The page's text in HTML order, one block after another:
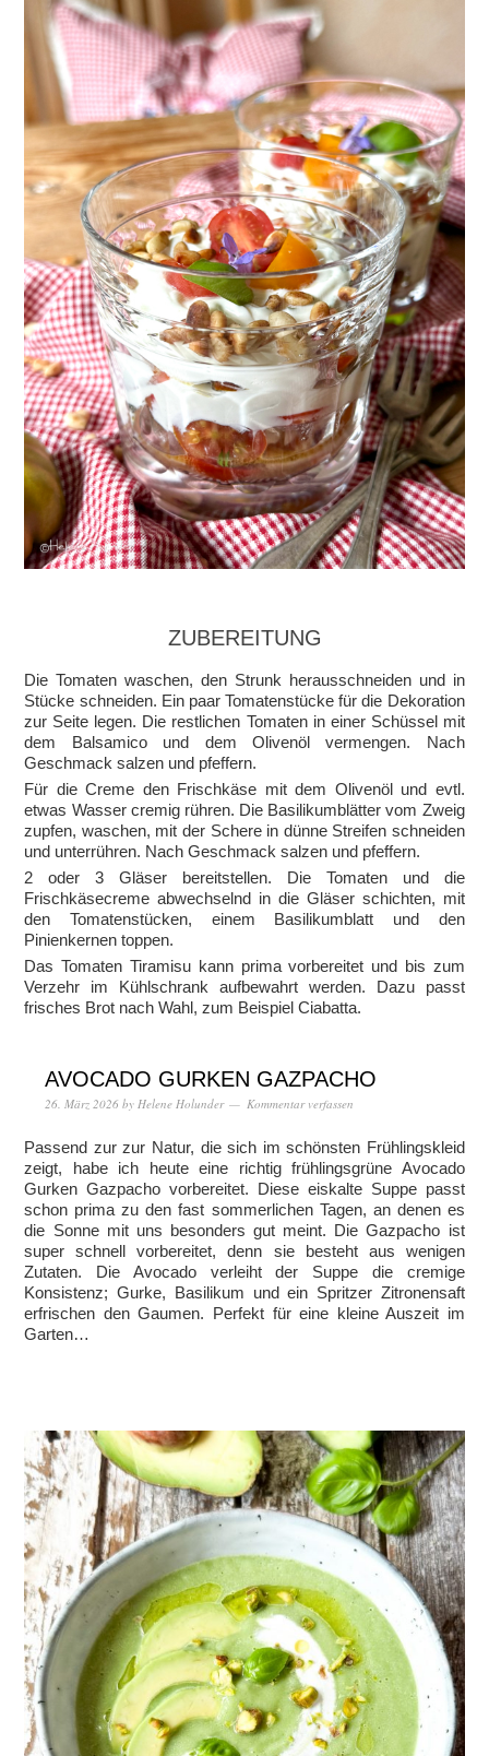
ZUBEREITUNG
Die Tomaten waschen, den Strunk herausschneiden und in
Stücke schneiden. Ein paar Tomatenstücke für die Dekoration
zur Seite legen. Die restlichen Tomaten in einer Schüssel mit
dem Balsamico und dem Olivenöl vermengen. Nach
Geschmack salzen und pfeffern.
Für die Creme den Frischkäse mit dem Olivenöl und evtl.
etwas Wasser cremig rühren. Die Basilikumblätter vom Zweig
zupfen, waschen, mit der Schere in dünne Streifen schneiden
und unterrühren. Nach Geschmack salzen und pfeffern.
2 oder 3 Gläser bereitstellen. Die Tomaten und die
Frischkäsecreme abwechselnd in die Gläser schichten, mit
den Tomatenstücken, einem Basilikumblatt und den
Pinienkernen toppen.
Das Tomaten Tiramisu kann prima vorbereitet und bis zum
Verzehr im Kühlschrank aufbewahrt werden. Dazu passt
frisches Brot nach Wahl, zum Beispiel Ciabatta.
AVOCADO GURKEN GAZPACHO
26. März 2026 by Helene Holunder Kommentar verfassen
Passend zur zur Natur, die sich im schönsten Frühlingskleid
zeigt, habe ich heute eine richtig frühlingsgrüne Avocado
Gurken Gazpacho vorbereitet. Diese eiskalte Suppe passt
schon prima zu den fast sommerlichen Tagen, an denen es
die Sonne mit uns besonders gut meint. Die Gazpacho ist
super schnell vorbereitet, denn sie besteht aus wenigen
Zutaten. Die Avocado verleiht der Suppe die cremige
Konsistenz; Gurke, Basilikum und ein Spritzer Zitronensaft
erfrischen den Gaumen. Perfekt für eine kleine Auszeit im
Garten…